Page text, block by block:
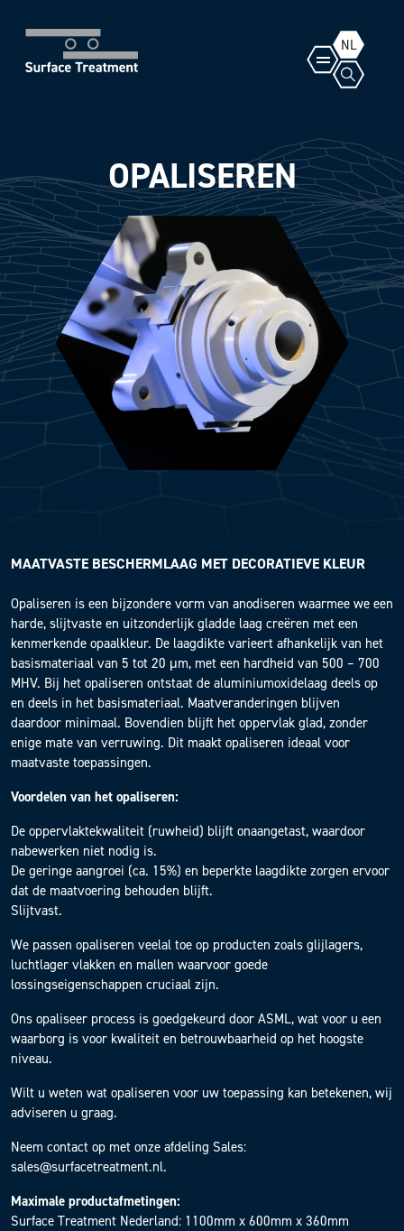
NL
OPALISEREN
MAATVASTE BESCHERMLAAG MET DECORATIEVE KLEUR
Opaliseren is een bijzondere vorm van anodiseren waarmee we een
harde, slijtvaste en uitzonderlijk gladde laag creëren met een
kenmerkende opaalkleur. De laagdikte varieert afhankelijk van het
basismateriaal van 5 tot 20 μm, met een hardheid van 500 – 700
MHV. Bij het opaliseren ontstaat de aluminiumoxidelaag deels op
en deels in het basismateriaal. Maatveranderingen blijven
daardoor minimaal. Bovendien blijft het oppervlak glad, zonder
enige mate van verruwing. Dit maakt opaliseren ideaal voor
maatvaste toepassingen.
Voordelen van het opaliseren:
De oppervlaktekwaliteit (ruwheid) blijft onaangetast, waardoor
nabewerken niet nodig is.
De geringe aangroei (ca. 15%) en beperkte laagdikte zorgen ervoor
dat de maatvoering behouden blijft.
Slijtvast.
We passen opaliseren veelal toe op producten zoals glijlagers,
luchtlager vlakken en mallen waarvoor goede
lossingseigenschappen cruciaal zijn.
Ons opaliseer process is goedgekeurd door ASML, wat voor u een
waarborg is voor kwaliteit en betrouwbaarheid op het hoogste
niveau.
Wilt u weten wat opaliseren voor uw toepassing kan betekenen, wij
adviseren u graag.
Neem contact op met onze afdeling Sales:
sales@surfacetreatment.nl.
Maximale productafmetingen:
Surface Treatment Nederland: 1100mm x 600mm x 360mm